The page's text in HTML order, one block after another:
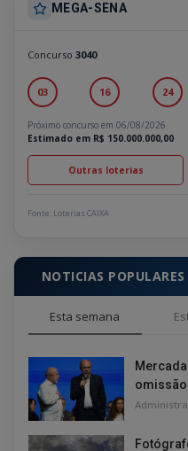
MEGA-SENA
Concurso 3040
03 16 24
Próximo concurso em 06/08/2026
Estimado em R$ 150.000.000,00
Outras loterias
Fonte: Loterias CAIXA
NOTICIAS POPULARES
Esta semana